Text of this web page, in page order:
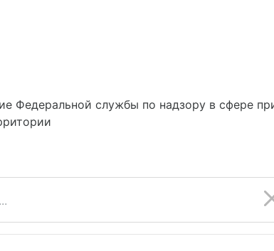
Федеральной службы по надзору в сфере